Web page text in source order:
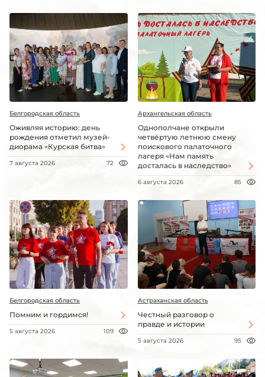
Белгородская область
Оживляя историю: день
рождения отметил музей-
диорама «Курская битва»
7 августа 2026 72
Архангельская область
Однополчане открыли
четвёртую летнюю смену
поискового палаточного
лагеря «Нам память
досталась в наследство»
6 августа 2026 85
Белгородская область
Помним и гордимся!
5 августа 2026 109
Астраханская область
Честный разговор о
правде и истории
5 августа 2026 95